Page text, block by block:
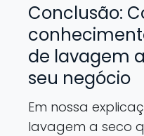
Conclusão:
de lavagem
seu negócio
Em nossa
lavagem a seco